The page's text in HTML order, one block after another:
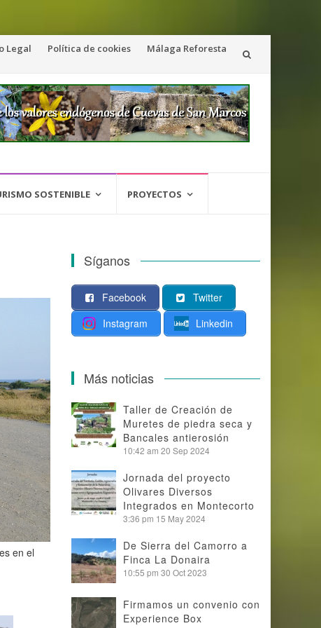
Legal Política de cookies Málaga Reforesta
SOSTENIBLE PROYECTOS
en el
Síganos
Facebook
Twitter
Instagram
Linkedin
Más noticias
Taller de Creación de
Muretes de piedra seca y
Bancales antierosión
10:42 am 20 Sep 2024
Jornada del proyecto
Olivares Diversos
Integrados en Montecorto
3:36 pm 15 May 2024
De Sierra del Camorro a
Finca La Donaira
10:55 pm 30 Oct 2023
Firmamos un convenio con
Experience Box